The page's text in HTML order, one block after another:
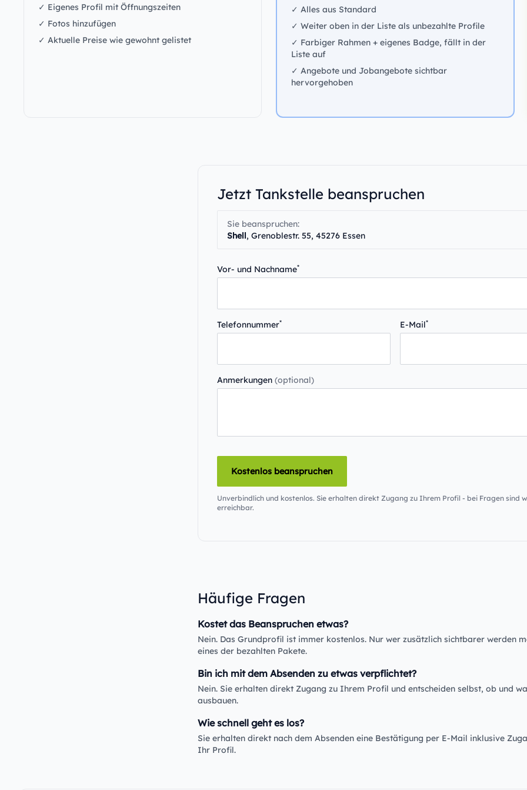
✓ Eigenes Profil mit Öffnungszeiten
✓ Fotos hinzufügen
✓ Aktuelle Preise wie gewohnt gelistet
✓ Alles aus Standard
✓ Weiter oben in der Liste als unbezahlte Profile
✓ Farbiger Rahmen + eigenes Badge, fällt in der
Liste auf
✓ Angebote und Jobangebote sichtbar
hervorgehoben
Jetzt Tankstelle beanspruchen
Sie beanspruchen:
Shell, Grenoblestr. 55, 45276 Essen
Vor- und Nachname*
Telefonnummer* E-Mail*
Anmerkungen (optional)
Kostenlos beanspruchen
Unverbindlich und kostenlos. Sie erhalten direkt Zugang zu Ihrem Profil - bei Fragen sind
erreichbar.
Häufige Fragen
Kostet das Beanspruchen etwas?
Nein. Das Grundprofil ist immer kostenlos. Nur wer zusätzlich sichtbarer werden
eines der bezahlten Pakete.
Bin ich mit dem Absenden zu etwas verpflichtet?
Nein. Sie erhalten direkt Zugang zu Ihrem Profil und entscheiden selbst, ob und
ausbauen.
Wie schnell geht es los?
Sie erhalten direkt nach dem Absenden eine Bestätigung per E-Mail inklusive
Ihr Profil.